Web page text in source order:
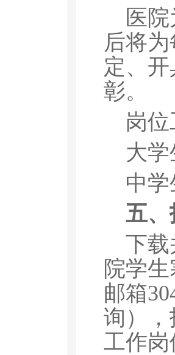
医
后将
定、
彰。
岗
大学
中
五、
下载
院学
邮箱
询）
工作岗